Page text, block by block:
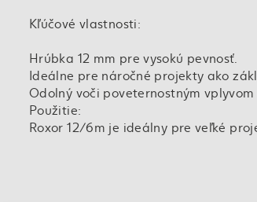
Kľúčové vlastnosti:
Hrúbka 12 mm pre vysokú pevnosť.
Ideálne pre náročné projekty ako
Odolný voči poveternostným
Použitie:
Roxor 12/6m je ideálny pre veľké